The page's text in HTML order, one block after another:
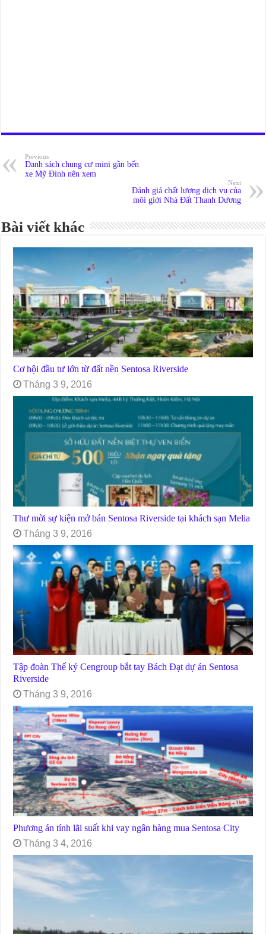
Previous
Danh sách chung cư mini gần bến
xe Mỹ Đình nên xem
Next
Đánh giá chất lượng dịch vụ của
môi giới Nhà Đất Thanh Dương
Bài viết khác
Cơ hội đầu tư lớn từ đất nền Sentosa Riverside
Tháng 3 9, 2016
Thư mời sự kiện mở bán Sentosa Riverside tại khách sạn Melia
Tháng 3 9, 2016
Tập đoàn Thế kỷ Cengroup bắt tay Bách Đạt dự án Sentosa
Riverside
Tháng 3 9, 2016
Phương án tính lãi suất khi vay ngân hàng mua Sentosa City
Tháng 3 4, 2016